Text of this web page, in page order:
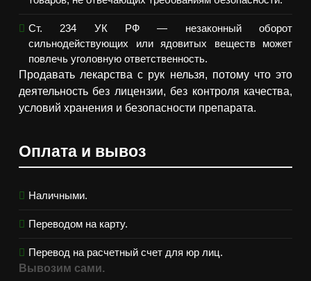
Ст. 234 УК РФ — незаконный оборот
сильнодействующих или ядовитых веществ может
повлечь уголовную ответственность.
Продавать лекарства с рук нельзя, потому что это
деятельность без лицензии, без контроля качества,
условий хранения и безопасности препарата.
Оплата и вывоз
Наличными.
Переводом на карту.
Перевод на расчетный счет для юр лиц.
Вывозим сами.